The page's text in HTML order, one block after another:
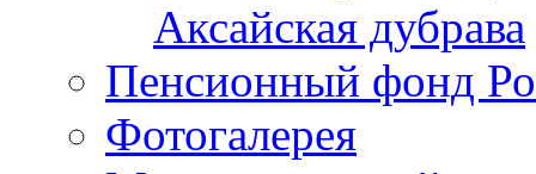
Аксайская дубрава
Пенсионный фонд
Фотогалерея